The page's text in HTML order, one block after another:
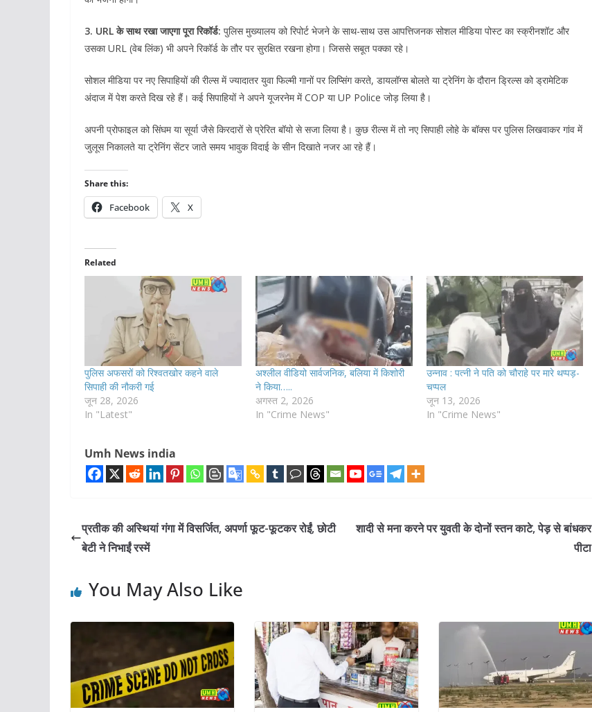
3. URL के साथ रखा जाएगा पूरा रिकॉर्ड: पुलिस मुख्यालय को रिपोर्ट भेजने के साथ-साथ उस आपत्तिजनक सोशल मीडिया पोस्ट का स्क्रीनशॉट और
उसका URL (वेब लिंक) भी अपने रिकॉर्ड के तौर पर सुरक्षित रखना होगा। जिससे सबूत पक्का रहे।
सोशल मीडिया पर नए सिपाहियों की रील्स में ज्यादातर युवा फिल्मी गानों पर लिप्सिंग करते, डायलॉग्स बोलते या ट्रेनिंग के दौरान ड्रिल्स को ड्रामेटिक
अंदाज में पेश करते दिख रहे हैं। कई सिपाहियों ने अपने यूजरनेम में COP या UP Police जोड़ लिया है।
अपनी प्रोफाइल को सिंघम या सूर्या जैसे किरदारों से प्रेरित बॉयो से सजा लिया है। कुछ रील्स में तो नए सिपाही लोहे के बॉक्स पर पुलिस लिखवाकर गांव में
जुलूस निकालते या ट्रेनिंग सेंटर जाते समय भावुक विदाई के सीन दिखाते नजर आ रहे हैं।
Share this:
Facebook X
Related
पुलिस अफसरों को रिश्वतखोर कहने वाले
सिपाही की नौकरी गई
जून 28, 2026
In "Latest"
अश्लील वीडियो सार्वजनिक, बलिया में किशोरी
ने किया…..
अगस्त 2, 2026
In "Crime News"
उन्नाव : पत्नी ने पति को चौराहे पर मारे थप्पड़-
चप्पल
जून 13, 2026
In "Crime News"
Umh News india
प्रतीक की अस्थियां गंगा में विसर्जित, अपर्णा फूट-फूटकर रोईं, छोटी
बेटी ने निभाईं रस्में
शादी से मना करने पर युवती के दोनों स्तन काटे, पेड़ से बांधकर
पीटा
You May Also Like